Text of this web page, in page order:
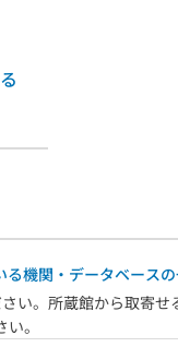
る機関・データベース
い。所蔵館から取寄せ
。